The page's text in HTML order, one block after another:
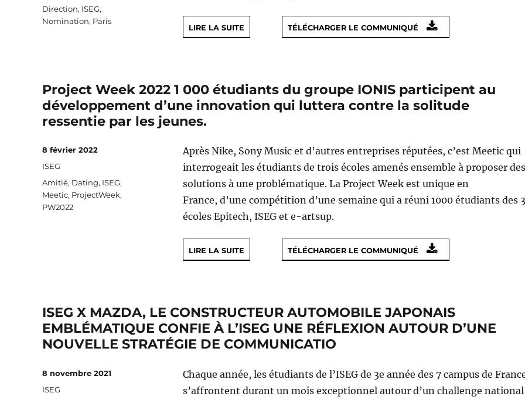
LIRE LA SUITE TÉLÉCHARGER LE COMMUNIQUÉ
Étiquettes
Direction, ISEG,
Nomination, Paris
Project Week 2022 1 000 étudiants du groupe IONIS participent au
développement d’une innovation qui luttera contre la solitude
ressentie par les jeunes.
Après Nike, Sony Music et d’autres entreprises réputées, c’est Meetic qui
interrogeait les étudiants de trois écoles amenés ensemble à proposer des
solutions à une problématique. La Project Week est unique en
France, d’une compétition d’une semaine qui a réuni 1000 étudiants des 3
écoles Epitech, ISEG et e-artsup.
LIRE LA SUITE TÉLÉCHARGER LE COMMUNIQUÉ
Publié
le
8 février 2022
Catégories
ISEG
Étiquettes
Amitié, Dating, ISEG,
Meetic, ProjectWeek,
PW2022
ISEG X MAZDA, LE CONSTRUCTEUR AUTOMOBILE JAPONAIS
EMBLÉMATIQUE CONFIE À L’ISEG UNE RÉFLEXION AUTOUR D’UNE
NOUVELLE STRATÉGIE DE COMMUNICATIO
Chaque année, les étudiants de l’ISEG de 3e année des 7 campus de
s’affrontent durant un mois exceptionnel autour d’un challenge national
Publié
le
8 novembre 2021
Catégories
ISEG